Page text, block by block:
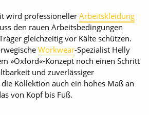
wird professioneller Arbeitskleidung
den rauen Arbeitsbedingungen
gleichzeitig vor Kälte schützen.
Workwear-Spezialist Helly
»Oxford«-Konzept noch einen Schritt
und zuverlässiger
Kollektion auch ein hohes Maß an
von Kopf bis Fuß.